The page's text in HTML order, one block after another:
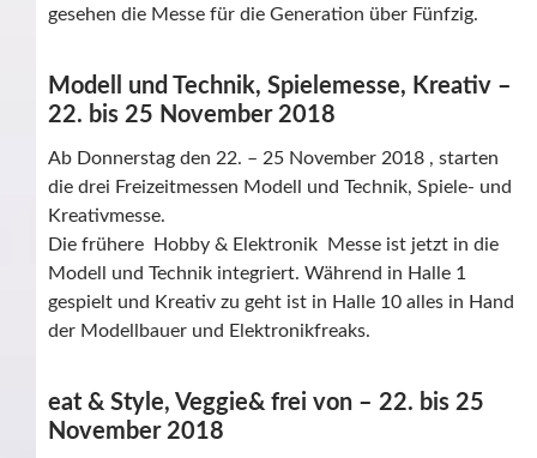
gesehen die Messe für die Generation über Fünfzig.
Modell und Technik, Spielemesse, Kreativ –
22. bis 25 November 2018
Ab Donnerstag den 22. – 25 November 2018 , starten
die drei Freizeitmessen Modell und Technik, Spiele- und
Kreativmesse.
Die frühere Hobby & Elektronik Messe ist jetzt in die
Modell und Technik integriert. Während in Halle 1
gespielt und Kreativ zu geht ist in Halle 10 alles in Hand
der Modellbauer und Elektronikfreaks.
eat & Style, Veggie& frei von – 22. bis 25
November 2018